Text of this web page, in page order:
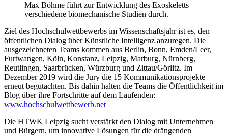
Max Böhme führt zur Entwicklung des Exoskeletts
verschiedene biomechanische Studien durch.
Ziel des Hochschulwettbewerbs im Wissenschaftsjahr ist es, den
öffentlichen Dialog über Künstliche Intelligenz anzuregen. Die
ausgezeichneten Teams kommen aus Berlin, Bonn, Emden/Leer,
Furtwangen, Köln, Konstanz, Leipzig, Marburg, Nürnberg,
Reutlingen, Saarbrücken, Würzburg und Zittau/Görlitz. Im
Dezember 2019 wird die Jury die 15 Kommunikationsprojekte
erneut begutachten. Bis dahin halten die Teams die Öffentlichkeit im
Blog über ihre Fortschritte auf dem Laufenden:
www.hochschulwettbewerb.net
Die HTWK Leipzig sucht verstärkt den Dialog mit Unternehmen
und Bürgern, um innovative Lösungen für die drängenden